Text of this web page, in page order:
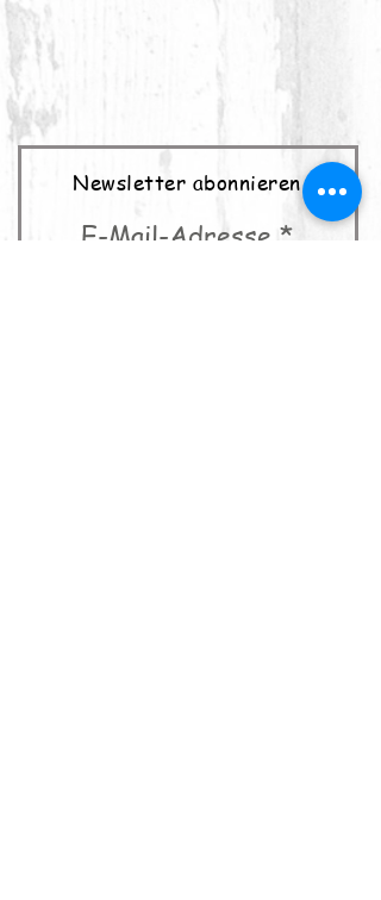
Newsletter abonnieren
E-Mail-Adresse